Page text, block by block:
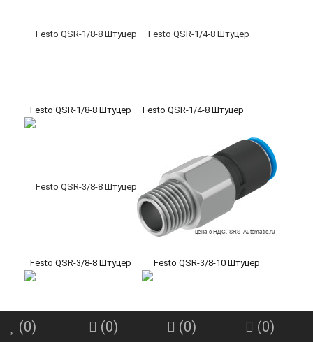
Festo QSR-1/8-8 Штуцер Festo QSR-1/4-8 Штуцер
Festo QSR-3/8-8 Штуцер Festo QSR-3/8-10 Штуцер
(0) (0) (0) (0)